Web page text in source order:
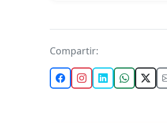
Compartir: